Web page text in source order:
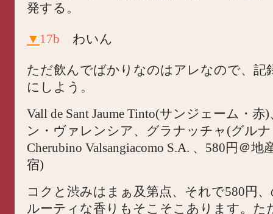
発する。
▼ 17b わいん
ただ飲んでばかりなのはアレなので、記
にしよう。
Vall de Sant Jaume Tinto(サンジェーム・赤
ン・ヴァレンシア、グラナッチャ(グル
Cherubino Valsangiacomo S.A. 、580円＠
宿)
コクと渋みはまぁ及第点、それで580円
ルーティな香りもそこそこあります。た